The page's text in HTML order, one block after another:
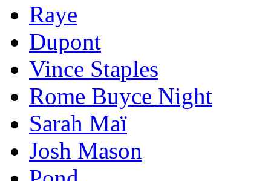
Raye
Dupont
Vince Staples
Rome Buyce Night
Sarah Maï
Josh Mason